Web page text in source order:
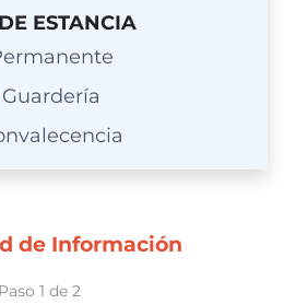
ESTANCIA
Guardería
de Información
Paso 1 de 2